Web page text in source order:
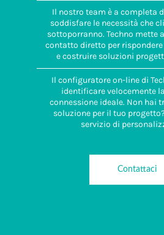
Il nostro team è a completa
soddisfare le necessità che
sottoporranno. Techno mette
contatto diretto per
e costruire soluzioni
Il configuratore on-line di
identificare velocemente
connessione ideale. Non hai
soluzione per il tuo
servizio di
Contattaci